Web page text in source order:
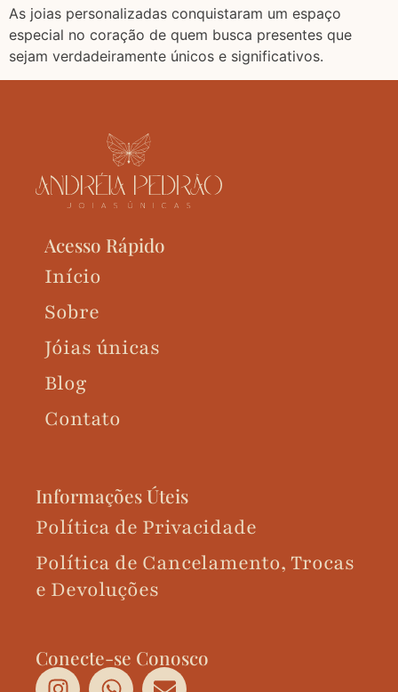
As joias personalizadas conquistaram um espaço
especial no coração de quem busca presentes que
sejam verdadeiramente únicos e significativos.
Acesso Rápido
Início
Sobre
Jóias únicas
Blog
Contato
Informações Úteis
Política de Privacidade
Política de Cancelamento, Trocas
e Devoluções
Conecte-se Conosco